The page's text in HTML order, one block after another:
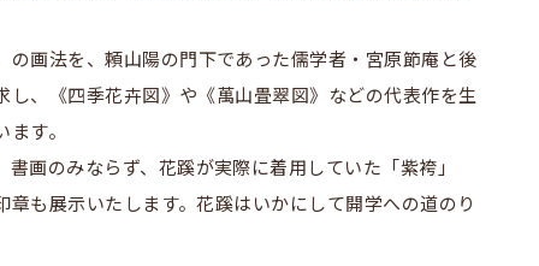
画法を、頼山陽の門下であった儒学者・宮原節庵と後
、《四季花卉図》や《萬山畳翠図》などの代表作を生
す。
画のみならず、花蹊が実際に着用していた「紫袴」
も展示いたします。花蹊はいかにして開学への道のり